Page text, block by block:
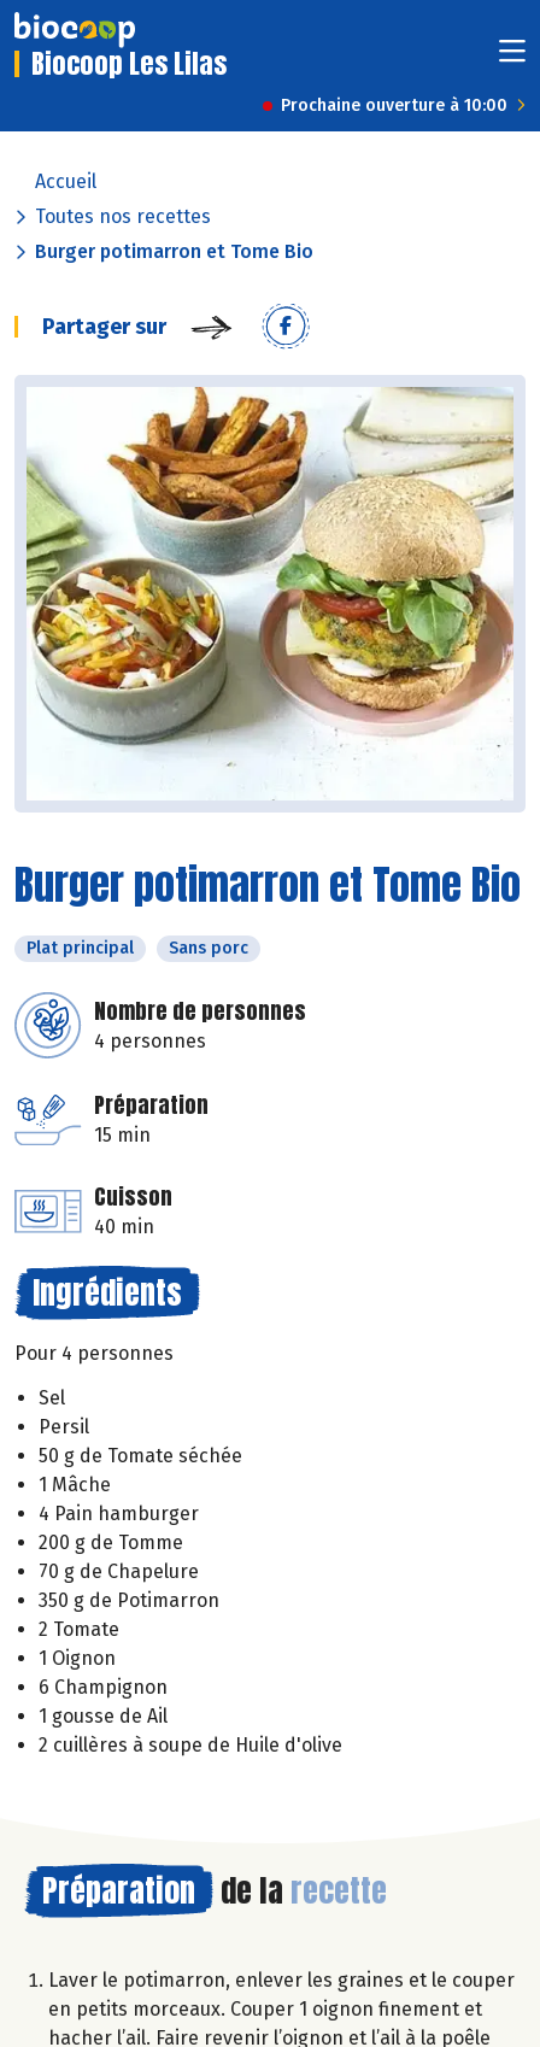
Biocoop Les Lilas
Prochaine ouverture à 10:00
Accueil
Toutes nos recettes
Burger potimarron et Tome Bio
Partager sur
Burger potimarron et Tome Bio
Plat principal Sans porc
Nombre de personnes
4 personnes
Préparation
15 min
Cuisson
40 min
Ingrédients
Pour 4 personnes
Sel
Persil
50 g de Tomate séchée
1 Mâche
4 Pain hamburger
200 g de Tomme
70 g de Chapelure
350 g de Potimarron
2 Tomate
1 Oignon
6 Champignon
1 gousse de Ail
2 cuillères à soupe de Huile d'olive
Préparation de la recette
Laver le potimarron, enlever les graines et le couper
en petits morceaux. Couper 1 oignon finement et
hacher l’ail. Faire revenir l’oignon et l’ail à la poêle